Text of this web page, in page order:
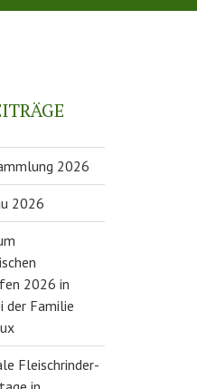
2026
2026
2026 in
der Familie
Fleischrinder-